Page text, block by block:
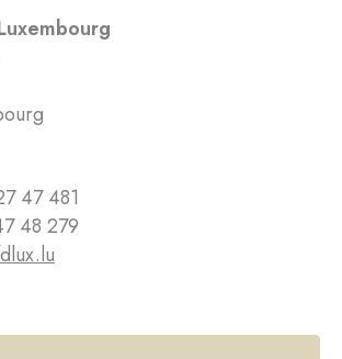
47 481
48 279